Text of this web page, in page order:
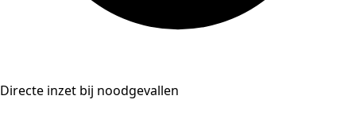
Directe inzet bij noodgevallen